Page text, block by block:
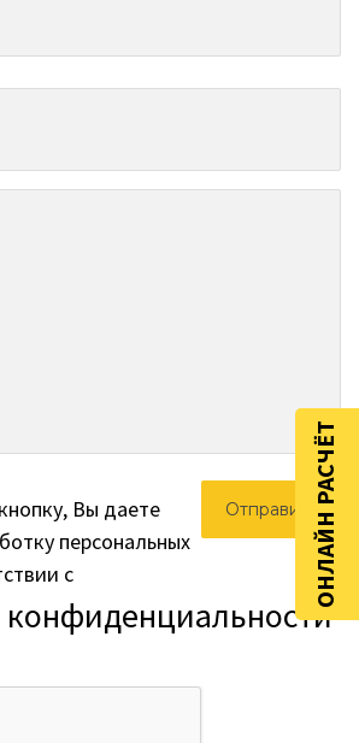
Вы даете
персональных
с
ОНЛАЙН РАСЧЁТ